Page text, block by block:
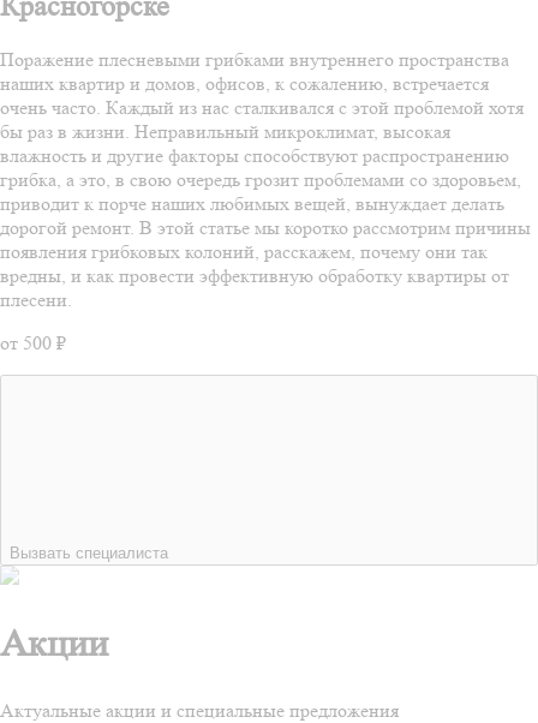
Красногорске
Поражение плесневыми грибками внутреннего пространства
наших квартир и домов, офисов, к сожалению, встречается
очень часто. Каждый из нас сталкивался с этой проблемой хотя
бы раз в жизни. Неправильный микроклимат, высокая
влажность и другие факторы способствуют распространению
грибка, а это, в свою очередь грозит проблемами со здоровьем,
приводит к порче наших любимых вещей, вынуждает делать
дорогой ремонт. В этой статье мы коротко рассмотрим причины
появления грибковых колоний, расскажем, почему они так
вредны, и как провести эффективную обработку квартиры от
плесени.
от 500 ₽
Вызвать специалиста
Акции
Актуальные акции и специальные предложения